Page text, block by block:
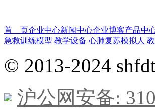
首 页企业中心新闻中心企业博客产品中
急救训练模型 教学设备 心肺复苏模拟人
© 2013-2024
沪公网安备: